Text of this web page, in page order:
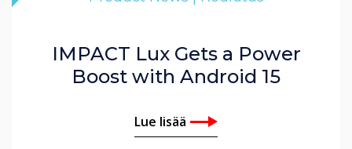
IMPACT Lux Gets a Power
Boost with Android 15
Lue lisää